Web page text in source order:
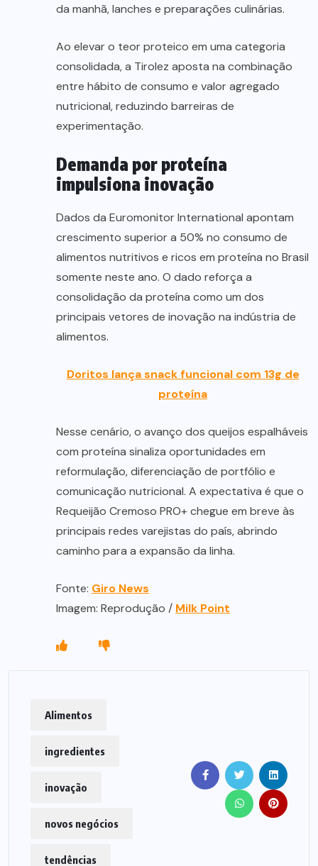
da manhã, lanches e preparações culinárias.
Ao elevar o teor proteico em uma categoria
consolidada, a Tirolez aposta na combinação
entre hábito de consumo e valor agregado
nutricional, reduzindo barreiras de
experimentação.
Demanda por proteína
impulsiona inovação
Dados da Euromonitor International apontam
crescimento superior a 50% no consumo de
alimentos nutritivos e ricos em proteína no Brasil
somente neste ano. O dado reforça a
consolidação da proteína como um dos
principais vetores de inovação na indústria de
alimentos.
Doritos lança snack funcional com 13g de
proteína
Nesse cenário, o avanço dos queijos espalháveis
com proteína sinaliza oportunidades em
reformulação, diferenciação de portfólio e
comunicação nutricional. A expectativa é que o
Requeijão Cremoso PRO+ chegue em breve às
principais redes varejistas do país, abrindo
caminho para a expansão da linha.
Fonte: Giro News
Imagem: Reprodução / Milk Point
Alimentos
ingredientes
inovação
novos negócios
tendências